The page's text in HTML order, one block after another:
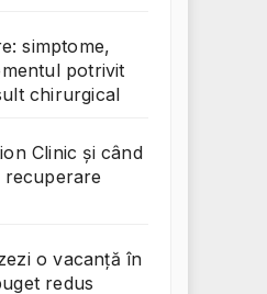
simptome,
potrivit
chirurgical
Clinic și când
recuperare
o vacanță în
redus